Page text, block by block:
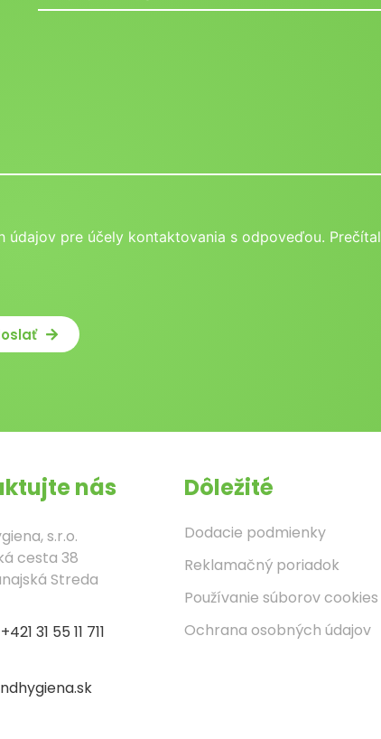
údajov pre účely kontaktovania s odpoveďou. Prečítal
nás
s.r.o.
cesta 38
Streda
+421 31 55 11 711
Dôležité
Dodacie podmienky
Reklamačný poriadok
Používanie súborov cookies
Ochrana osobných údajov